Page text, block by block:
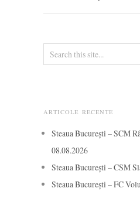
ARTICOLE RECENTE
Steaua București – SCM
08.08.2026
Steaua București – CSM
Steaua București – FC